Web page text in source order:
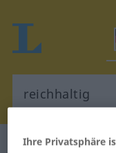
Deutsch-
Ihre Privatsphäre